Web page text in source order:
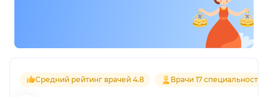
Средний рейтинг врачей 4.8 Врачи 17 специальностей